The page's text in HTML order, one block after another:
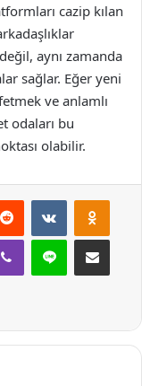
cazip kılan
aynı zamanda
sağlar. Eğer yeni
ve anlamlı
odaları bu
olabilir.
Reddit VKontakte
Viber Line E-Posta ile